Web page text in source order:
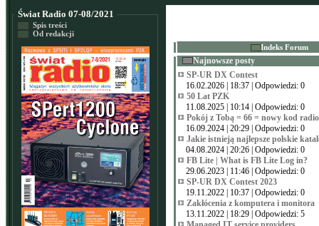
Świat Radio 07-08/2021
Spis treści
Od redakcji
Indeks Forum
Najnowsze posty
SP-UR DX Contest
16.02.2026 | 18:37 | Odpowiedzi: 0
50 Lat PZK
11.08.2025 | 10:14 | Odpowiedzi: 0
Pokój z Tobą = 66 = nowy kod
16.09.2024 | 20:29 | Odpowiedzi: 0
Jakie istnieją najlepsze polskie
04.08.2024 | 20:26 | Odpowiedzi: 0
FB Lite | What is FB Lite Log in?
29.06.2023 | 11:46 | Odpowiedzi: 0
SP-UR DX Contest 2023
19.11.2022 | 10:37 | Odpowiedzi: 0
Zakłócenia z komputera i monitora
13.11.2022 | 18:29 | Odpowiedzi: 5